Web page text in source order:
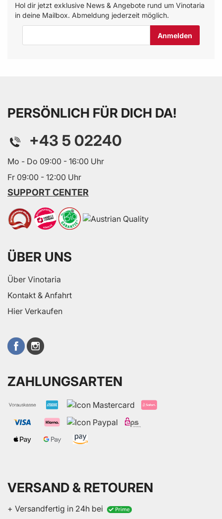
Hol dir jetzt exklusive News & Angebote rund um Vinotaria
in deine Mailbox. Abmeldung jederzeit möglich.
PERSÖNLICH FÜR DICH DA!
+43 5 02240
Mo - Do 09:00 - 16:00 Uhr
Fr 09:00 - 12:00 Uhr
SUPPORT CENTER
ÜBER UNS
Über Vinotaria
Kontakt & Anfahrt
Hier Verkaufen
ZAHLUNGSARTEN
VERSAND & RETOUREN
+ Versandfertig in 24h bei